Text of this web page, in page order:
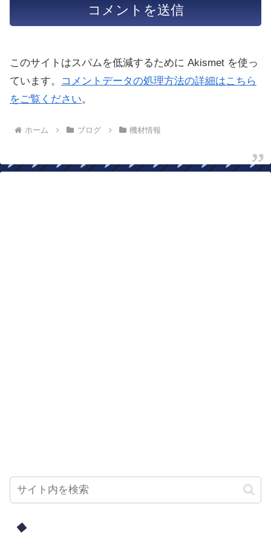
このサイトはスパムを低減するために Akismet を使っ
ています。
コメントデータの処理方法の詳細はこちら
をご覧ください。
ホーム ブログ 機材情報